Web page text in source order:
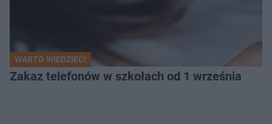
WARTO WIEDZIEĆ!
Zakaz telefonów w szkołach od 1 września